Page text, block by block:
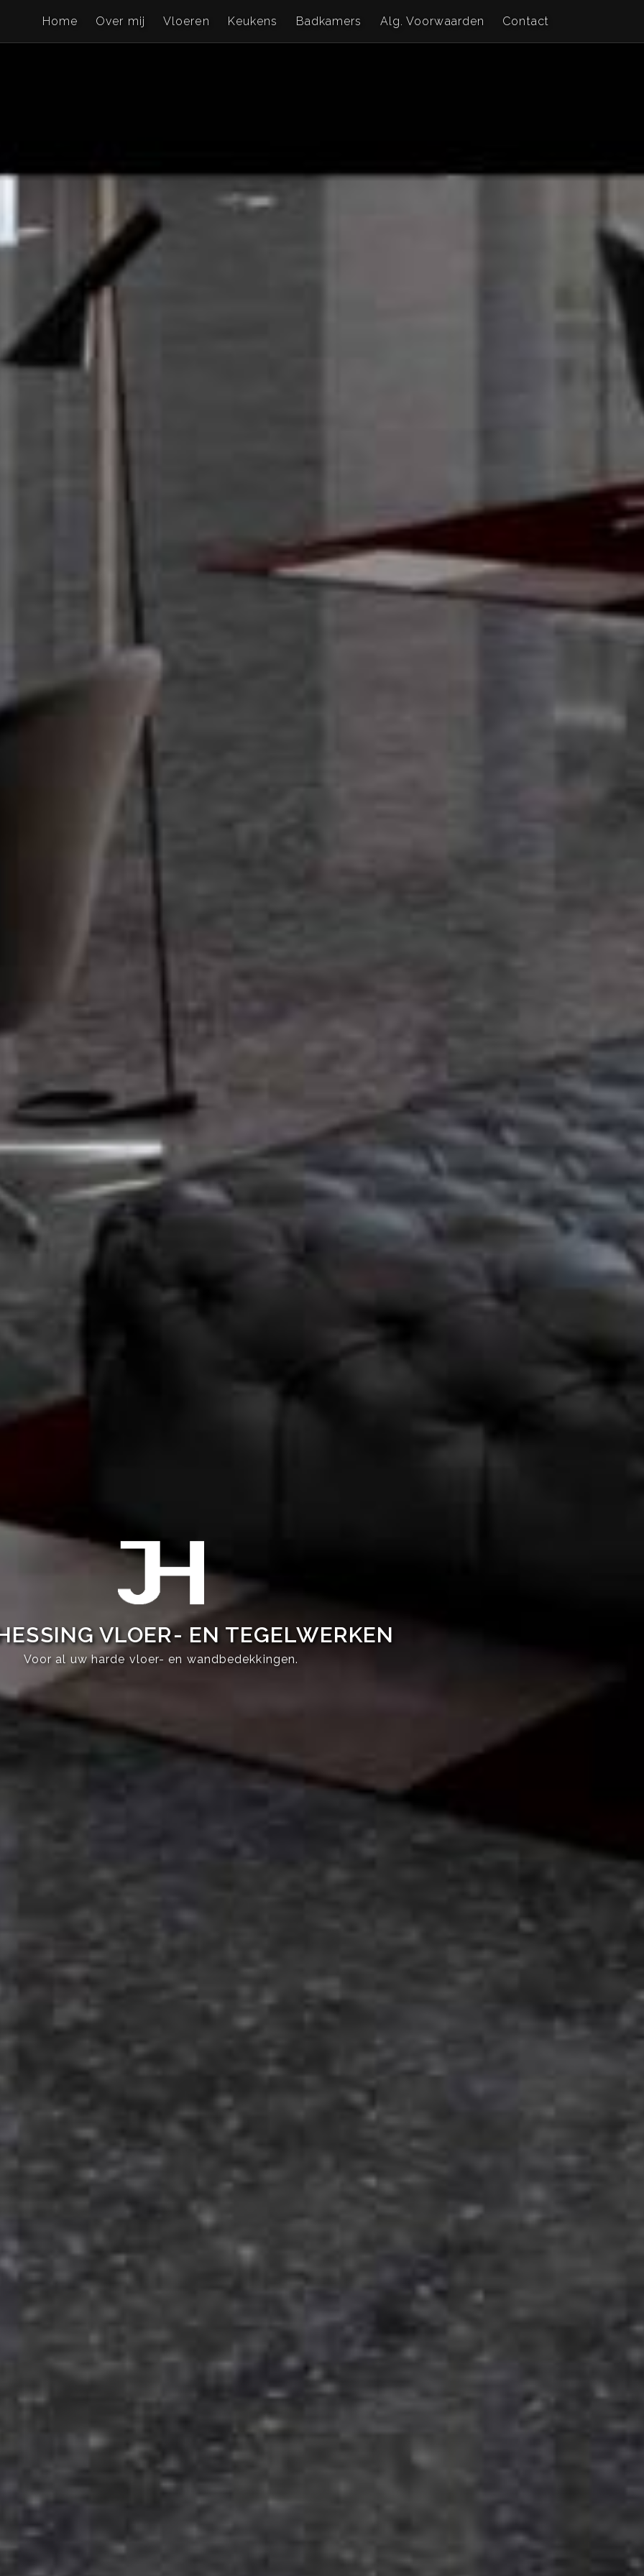
Home Over mij Vloeren Keukens Badkamers Alg. Voorwaarden Contact
VLOER- EN TEGELWERKEN
Voor al uw harde vloer- en wandbedekkingen.